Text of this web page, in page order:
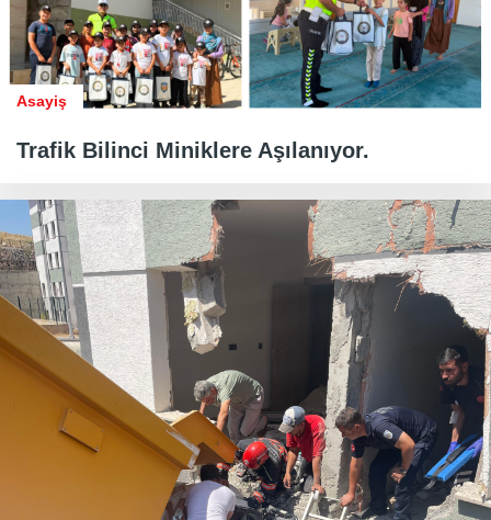
Asayiş
Trafik Bilinci Miniklere Aşılanıyor.